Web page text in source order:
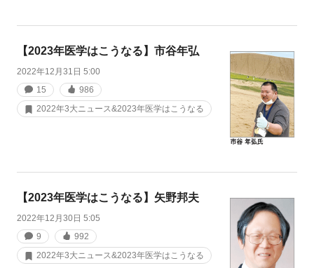
【2023年医学はこうなる】市谷年弘
2022年12月31日 5:00
15
986
2022年3大ニュース&2023年医学はこうなる
【2023年医学はこうなる】矢野邦夫
2022年12月30日 5:05
9
992
2022年3大ニュース&2023年医学はこうなる